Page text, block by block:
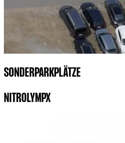
SONDERPARKPLÄTZE
NITROLYMPX